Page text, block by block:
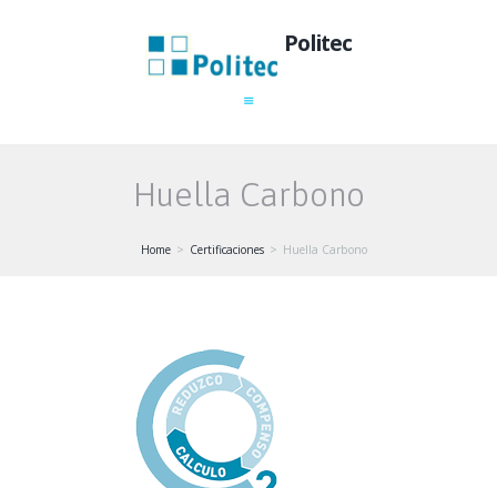
Politec
Huella Carbono
Home Certificaciones Huella Carbono